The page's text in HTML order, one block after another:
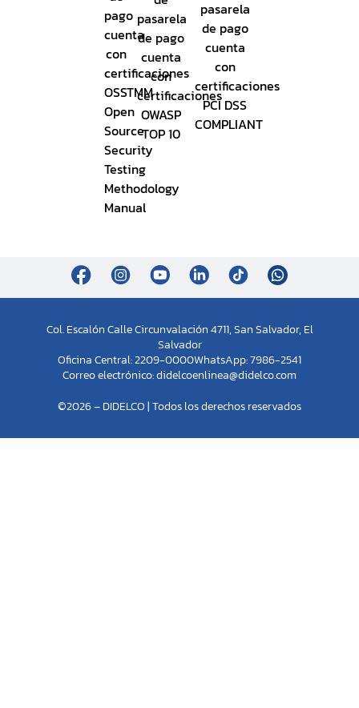
Col. Escalón Calle Circunvalación 4711, San Salvador, El
Salvador
Oficina Central: 2209-0000WhatsApp: 7986-2541
Correo electrónico:didelcoenlinea@didelco.com
©2026 – DIDELCO | Todos los derechos reservados